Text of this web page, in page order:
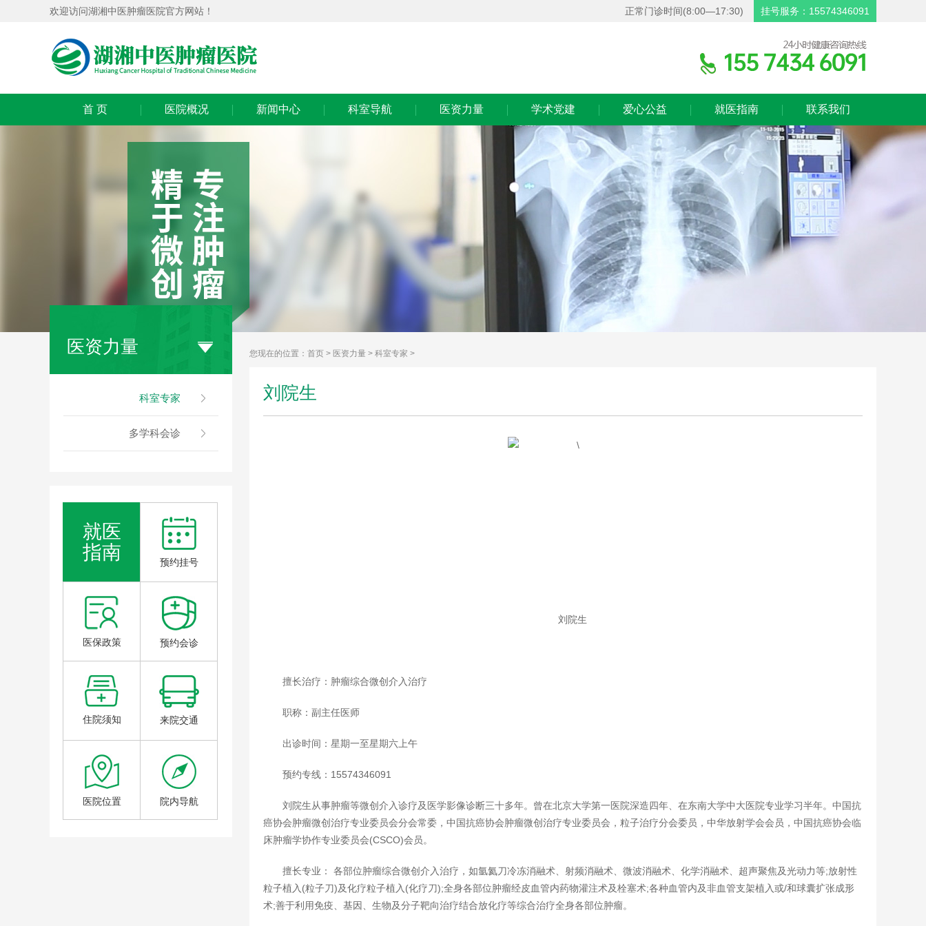
正常门诊时间(8:00—17:30) 挂号服务：15574346091
欢迎访问湖湘中医肿瘤医院官方网站！
首 页 医院概况 新闻中心 科室导航 医资力量 学术党建 爱心公益 就医指南 联系我们
医资力量
科室专家
多学科会诊
就医
指南
预约挂号
医保政策 预约会诊
住院须知 来院交通
医院位置 院内导航
您现在的位置： 首页 > 医资力量 > 科室专家 >
刘院生
刘院生
擅长治疗：肿瘤综合微创介入治疗
职称：副主任医师
出诊时间：星期一至星期六上午
预约专线：15574346091
刘院生从事肿瘤等微创介入诊疗及医学影像诊断三十多年。曾在北京大学第一医院深造四年、在东南大学中大医院专业学习半年。中国抗
癌协会肿瘤微创治疗专业委员会分会常委，中国抗癌协会肿瘤微创治疗专业委员会，粒子治疗分会委员，中华放射学会会员，中国抗癌协会临
床肿瘤学协作专业委员会(CSCO)会员。
擅长专业： 各部位肿瘤综合微创介入治疗，如氩氦刀冷冻消融术、射频消融术、微波消融术、化学消融术、超声聚焦及光动力等;放射性
粒子植入(粒子刀)及化疗粒子植入(化疗刀);全身各部位肿瘤经皮血管内药物灌注术及栓塞术;各种血管内及非血管支架植入或/和球囊扩张成形
术;善于利用免疫、基因、生物及分子靶向治疗结合放化疗等综合治疗全身各部位肿瘤。